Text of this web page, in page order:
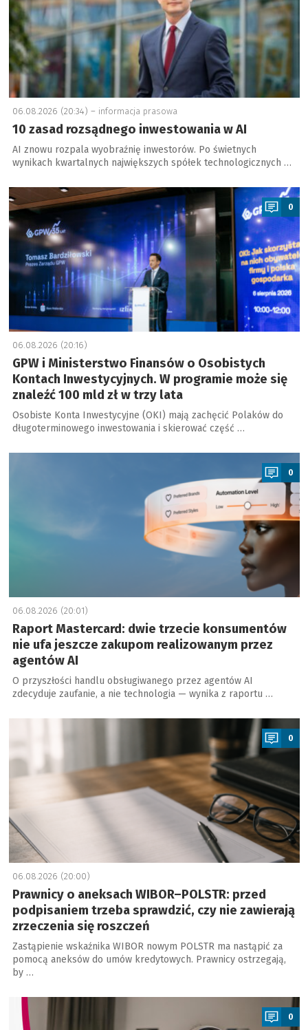
06.08.2026 (20:34) – informacja prasowa
10 zasad rozsądnego inwestowania w AI
AI znowu rozpala wyobraźnię inwestorów. Po świetnych
wynikach kwartalnych największych spółek technologicznych …
a
0
06.08.2026 (20:16)
GPW i Ministerstwo Finansów o Osobistych
Kontach Inwestycyjnych. W programie może się
znaleźć 100 mld zł w trzy lata
Osobiste Konta Inwestycyjne (OKI) mają zachęcić Polaków do
długoterminowego inwestowania i skierować część …
a
0
06.08.2026 (20:01)
Raport Mastercard: dwie trzecie konsumentów
nie ufa jeszcze zakupom realizowanym przez
agentów AI
O przyszłości handlu obsługiwanego przez agentów AI
zdecyduje zaufanie, a nie technologia — wynika z raportu …
a
0
06.08.2026 (20:00)
Prawnicy o aneksach WIBOR–POLSTR: przed
podpisaniem trzeba sprawdzić, czy nie zawierają
zrzeczenia się roszczeń
Zastąpienie wskaźnika WIBOR nowym POLSTR ma nastąpić za
pomocą aneksów do umów kredytowych. Prawnicy ostrzegają,
by …
0